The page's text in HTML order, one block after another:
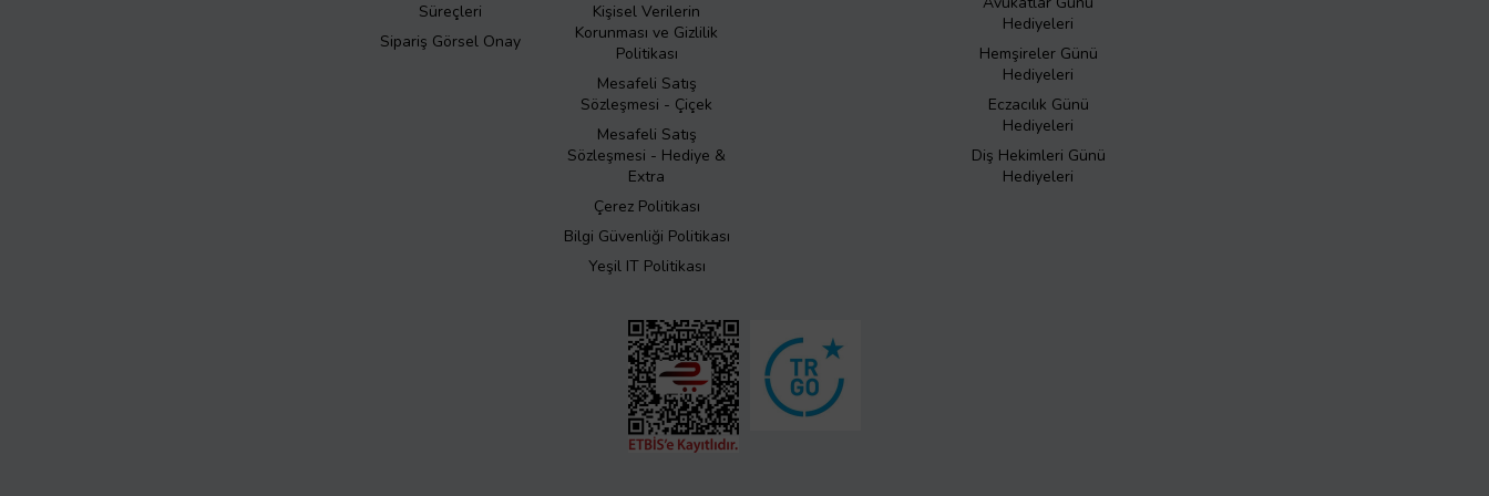
Süreçleri
Sipariş Görsel Onay
Kişisel Verilerin
Korunması ve Gizlilik
Politikası
Mesafeli Satış
Sözleşmesi - Çiçek
Mesafeli Satış
Sözleşmesi - Hediye &
Extra
Çerez Politikası
Bilgi Güvenliği Politikası
Yeşil IT Politikası
Hediyeleri
Hemşireler Günü
Hediyeleri
Eczacılık Günü
Hediyeleri
Diş Hekimleri Günü
Hediyeleri